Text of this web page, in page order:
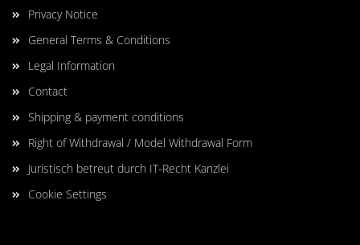
Privacy Notice
General Terms & Conditions
Legal Information
Contact
Shipping & payment conditions
Right of Withdrawal / Model Withdrawal Form
Juristisch betreut durch IT-Recht Kanzlei
Cookie Settings